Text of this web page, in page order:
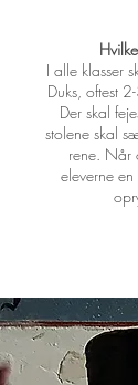
I alle klasser
Duks, oftest
Der skal
stolene skal
rene. Når
eleverne